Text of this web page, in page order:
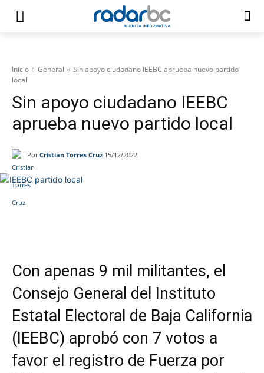
Inicio General
Sin apoyo ciudadano IEEBC aprueba nuevo partido
local
Sin apoyo ciudadano IEEBC
aprueba nuevo partido local
Por Cristian Torres Cruz 15/12/2022
Con apenas 9 mil militantes, el
Consejo General del Instituto
Estatal Electoral de Baja California
(IEEBC) aprobó con 7 votos a
favor el registro de Fuerza por